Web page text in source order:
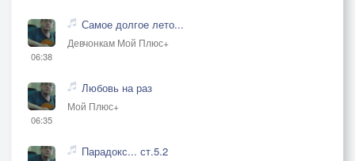
06:38
Самое долгое лето...
Девчонкам Мой Плюс+
06:35
Любовь на раз
Мой Плюс+
Парадокс... ст.5.2